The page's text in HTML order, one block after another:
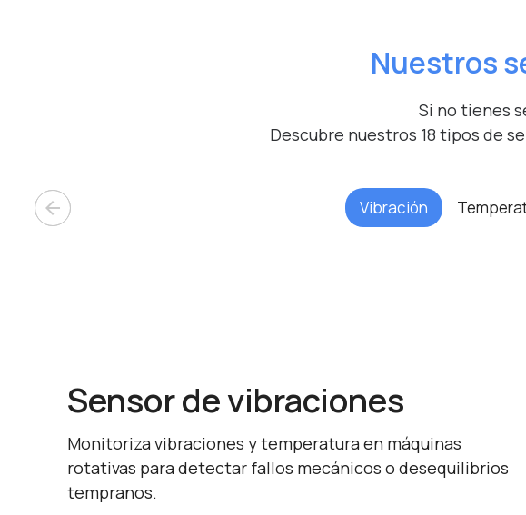
Nuestros
Si no tienes
Descubre nuestros 18 tipos de
arrow_back Vibración
Sensor de vibraciones
Monitoriza vibraciones y temperatura en máquinas
rotativas para detectar fallos mecánicos o desequilibrios
tempranos.